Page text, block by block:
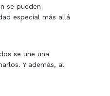
se pueden
especial más allá
se une una
Y además, al